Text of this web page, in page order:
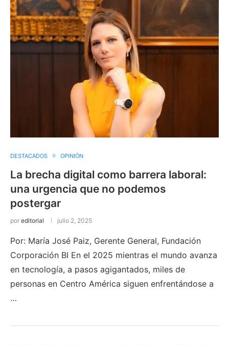
DESTACADOS OPINIÓN
La brecha digital como barrera laboral:
una urgencia que no podemos
postergar
por editorial julio 2, 2025
Por: María José Paiz, Gerente General, Fundación
Corporación BI En el 2025 mientras el mundo avanza
en tecnología, a pasos agigantados, miles de
personas en Centro América siguen enfrentándose a
…